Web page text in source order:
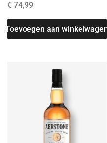
€ 74,99
Toevoegen aan winkelwagen